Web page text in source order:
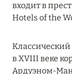
Hôtel Le Derby
Hôtel Le
Hôtel Le
входит в
Hotels of the
в XVIII веке
Ардуэном-